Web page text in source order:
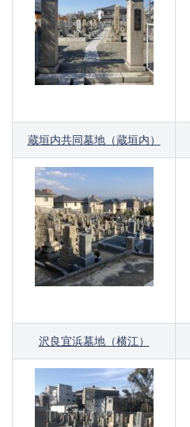
蔵垣内共同墓地（蔵垣内）
沢良宜浜墓地（横江）